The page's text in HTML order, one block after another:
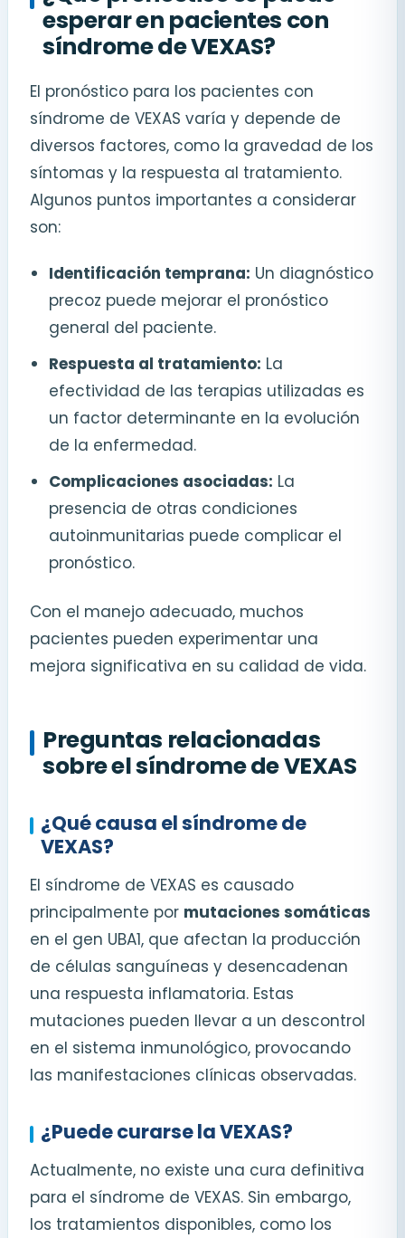
esperar en pacientes con
síndrome de VEXAS?
El pronóstico para los pacientes con
síndrome de VEXAS varía y depende de
diversos factores, como la gravedad de los
síntomas y la respuesta al tratamiento.
Algunos puntos importantes a considerar
son:
Identificación temprana: Un diagnóstico
precoz puede mejorar el pronóstico
general del paciente.
Respuesta al tratamiento: La
efectividad de las terapias utilizadas es
un factor determinante en la evolución
de la enfermedad.
Complicaciones asociadas: La
presencia de otras condiciones
autoinmunitarias puede complicar el
pronóstico.
Con el manejo adecuado, muchos
pacientes pueden experimentar una
mejora significativa en su calidad de vida.
Preguntas relacionadas
sobre el síndrome de VEXAS
¿Qué causa el síndrome de
VEXAS?
El síndrome de VEXAS es causado
principalmente por mutaciones somáticas
en el gen UBA1, que afectan la producción
de células sanguíneas y desencadenan
una respuesta inflamatoria. Estas
mutaciones pueden llevar a un descontrol
en el sistema inmunológico, provocando
las manifestaciones clínicas observadas.
¿Puede curarse la VEXAS?
Actualmente, no existe una cura definitiva
para el síndrome de VEXAS. Sin embargo,
los tratamientos disponibles, como los